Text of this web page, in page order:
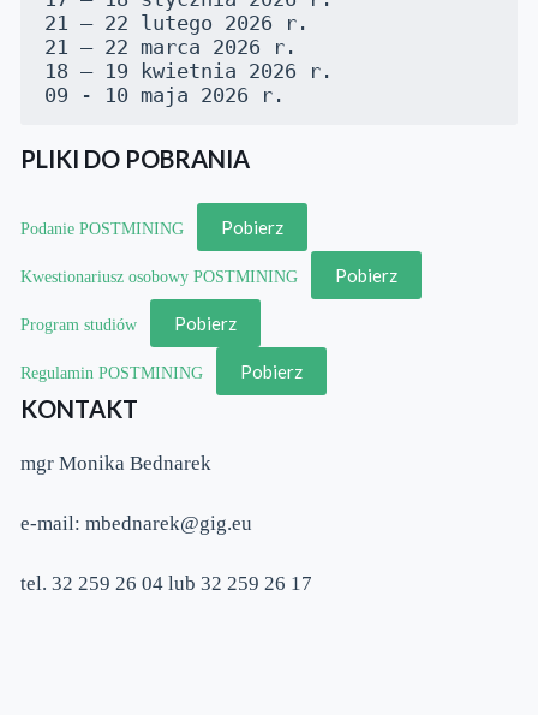
21 – 22 lutego 2026 r.
21 – 22 marca 2026 r.
18 – 19 kwietnia 2026 r.
09 - 10 maja 2026 r.
PLIKI DO POBRANIA
Podanie POSTMINING Pobierz
Kwestionariusz osobowy POSTMINING Pobierz
Program studiów Pobierz
Regulamin POSTMINING Pobierz
KONTAKT
mgr Monika Bednarek
e-mail: mbednarek@gig.eu
tel. 32 259 26 04 lub 32 259 26 17